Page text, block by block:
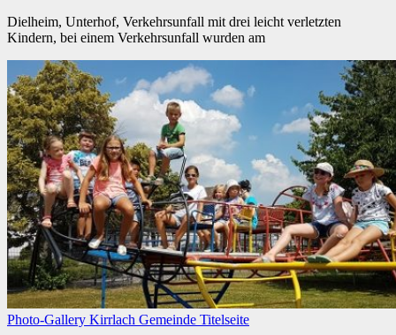
Dielheim, Unterhof, Verkehrsunfall mit drei leicht verletzten
Kindern, bei einem Verkehrsunfall wurden am
Photo-Gallery Kirrlach Gemeinde Titelseite